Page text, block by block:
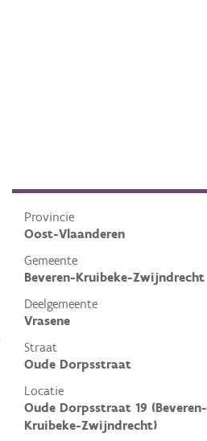
Provincie
Oost-Vlaanderen
Gemeente
Beveren-Kruibeke-Zwijndrecht
Deelgemeente
Vrasene
Straat
Oude Dorpsstraat
Locatie
Oude Dorpsstraat 19 (Beveren-
Kruibeke-Zwijndrecht)